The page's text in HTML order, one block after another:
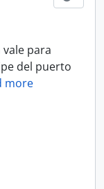
para
del puerto
more